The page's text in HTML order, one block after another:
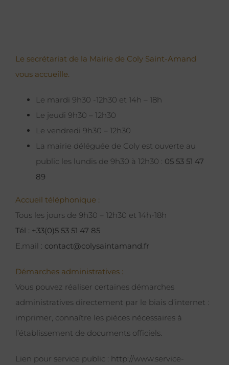
Le secrétariat de la Mairie de Coly Saint-Amand
vous accueille.
Le mardi 9h30 -12h30 et 14h – 18h
Le jeudi 9h30 – 12h30
Le vendredi 9h30 – 12h30
La mairie déléguée de Coly est ouverte au
public les lundis de 9h30 à 12h30 : 05 53 51 47
89
Accueil téléphonique :
Tous les jours de 9h30 – 12h30 et 14h-18h
Tél : +33(0)5 53 51 47 85
E.mail : contact@colysaintamand.fr
Démarches administratives :
Vous pouvez réaliser certaines démarches
administratives directement par le biais d’internet :
imprimer, connaître les pièces nécessaires à
l’établissement de documents officiels.
Lien pour service public : http://www.service-